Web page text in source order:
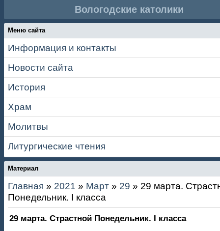
Вологодские католики
Меню сайта
Информация и контакты
Новости сайта
История
Храм
Молитвы
Литургические чтения
Материал
Главная » 2021 » Март » 29 » 29 марта.
Понедельник. I класса
29 марта. Страстной Понедельник. I класса